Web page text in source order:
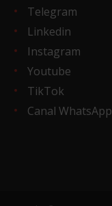
Telegram
Linkedin
Instagram
Youtube
TikTok
Canal WhatsApp